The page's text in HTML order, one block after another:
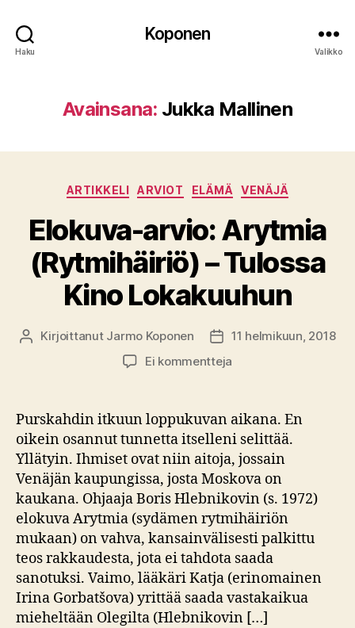
Haku
Koponen
Valikko
Avainsana: Jukka Mallinen
Kategoriat
ARTIKKELI ARVIOT ELÄMÄ VENÄJÄ
Elokuva-arvio: Arytmia
(Rytmihäiriö) – Tulossa
Kino Lokakuuhun
Kirjoittaja
Kirjoittanut Jarmo Koponen Julkaisupäivämäärä
11 helmikuun, 2018
Ei kommentteja
Arytmia
(Rytmihäiriö)
–
Tulossa
Kino
Lokakuuhun
Purskahdin itkuun loppukuvan aikana. En
oikein osannut tunnetta itselleni selittää.
Yllätyin. Ihmiset ovat niin aitoja, jossain
Venäjän kaupungissa, josta Moskova on
kaukana. Ohjaaja Boris Hlebnikovin (s. 1972)
elokuva Arytmia (sydämen rytmihäiriön
mukaan) on vahva, kansainvälisesti palkittu
teos rakkaudesta, jota ei tahdota saada
sanotuksi. Vaimo, lääkäri Katja (erinomainen
Irina Gorbatšova) yrittää saada vastakaikua
mieheltään Olegilta (Hlebnikovin […]